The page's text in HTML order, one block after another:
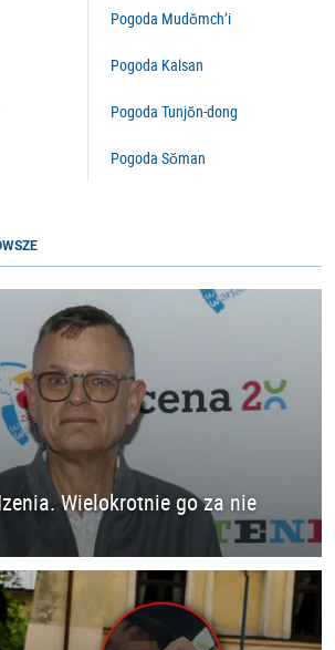
Pogoda Mudŏmch’i
Pogoda Kalsan
Pogoda Tunjŏn-dong
Pogoda Sŏman
Wielokrotnie go za nie